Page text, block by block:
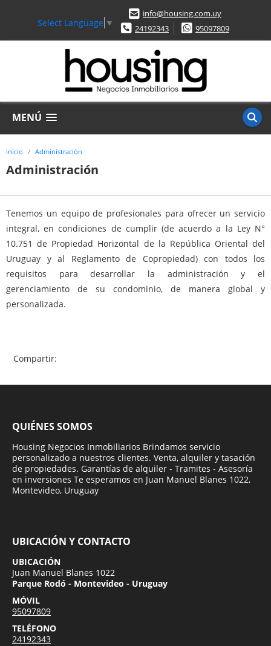
Select Language ▼
info@housing.com.uy
24192343
95097809
MENÚ
Inicio Administración
Administración
Tenemos un equipo de profesionales para ofrecer un servicio
integral, en condiciones de cumplir (de acuerdo a la Ley N°
10.751 de Propiedad Horizontal de la República Oriental del
Uruguay y al Reglamento de Copropiedad) con todos los
requisitos para desarrollar la administración y el
gerenciamiento de su condominio, de manera global y
personalizada.
Compartir:
QUIÉNES SOMOS
Housing Negocios Inmobiliarios Brindamos servicio
personalizado a nuestros clientes. Venta, alquiler y tasación
de propiedades. Garantías de alquiler - Tramites - Asesoría
en inversiones Te esperamos en Juan Manuel Blanes 1022,
Montevideo, Uruguay
UBICACIÓN Y CONTACTO
UBICACIÓN
Juan Manuel Blanes 1022
Parque Rodó - Montevideo - Uruguay
MÓVIL
95097809
TELÉFONO
24192343